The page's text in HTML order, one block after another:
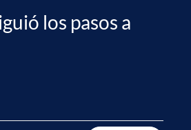
los pasos a